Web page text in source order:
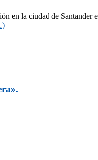
en la ciudad de Santander